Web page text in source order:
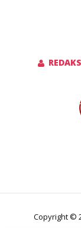
Copyright ©